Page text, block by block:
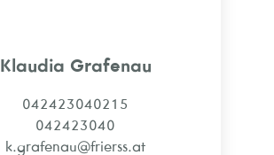
Klaudia Grafenau
042423040215
042423040
k.grafenau@frierss.at